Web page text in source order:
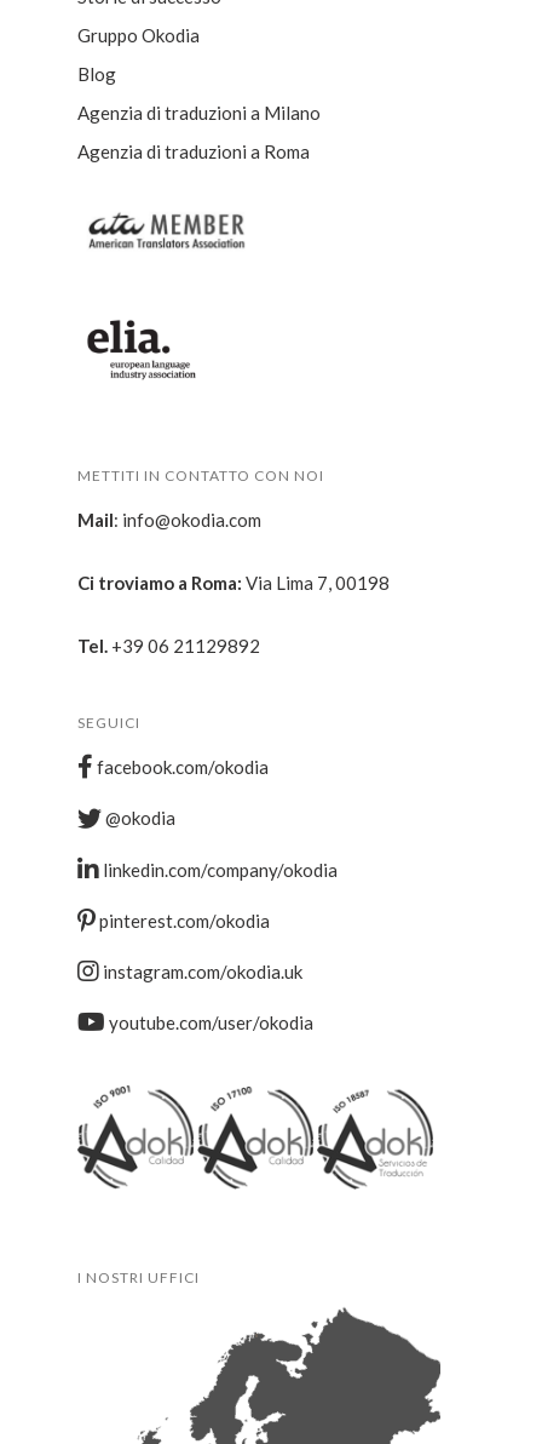
Gruppo Okodia
Blog
Agenzia di traduzioni a Milano
Agenzia di traduzioni a Roma
METTITI IN CONTATTO CON NOI
Mail: info@okodia.com
Ci troviamo a Roma: Via Lima 7, 00198
Tel. +39 06 21129892
SEGUICI
facebook.com/okodia
@okodia
linkedin.com/company/okodia
pinterest.com/okodia
instagram.com/okodia.uk
youtube.com/user/okodia
I NOSTRI UFFICI